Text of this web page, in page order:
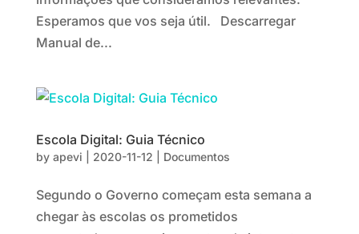
Esperamos que vos seja útil. Descarregar
Manual de...
Escola Digital: Guia Técnico
by apevi 2020-11-12 Documentos
Segundo o Governo começam esta semana a
chegar às escolas os prometidos